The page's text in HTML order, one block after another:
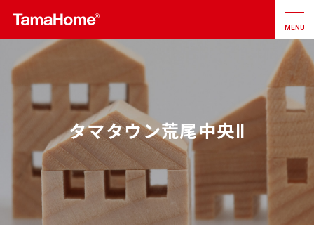
お問合せ
注文住宅
戸建分譲 住宅
リフォーム
MENU
タマタウン荒尾中央Ⅱ